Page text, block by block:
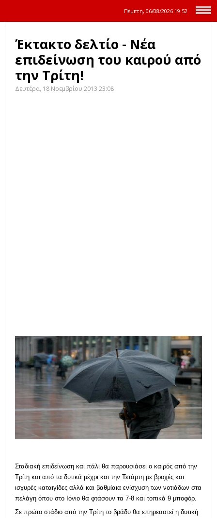
Πέμπτη, 06/08/2026 19:52
Έκτακτο δελτίο - Νέα
επιδείνωση του καιρού από
την Τρίτη!
Δευτέρα, 18 Νοεμβρίου 2013 23:08
Σταδιακή επιδείνωση και πάλι θα παρουσιάσει ο καιρός από την
Τρίτη και από τα δυτικά μέχρι και την Τετάρτη με βροχές και
ισχυρές καταιγίδες αλλά και βαθμίαια ενίσχυση των νοτιάδων στα
πελάγη όπου στο Ιόνιο θα φτάσουν τα 7-8 και τοπικά 9 μποφόρ.
Σε πρώτο στάδιο από την Τρίτη το βράδυ θα επηρεαστεί η δυτική